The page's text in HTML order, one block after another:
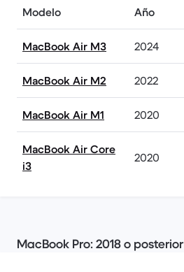
Modelo Año
MacBook Air M3 2024
MacBook Air M2 2022
MacBook Air M1 2020
MacBook Air Core
i3
2020
MacBook Pro: 2018 o posterior